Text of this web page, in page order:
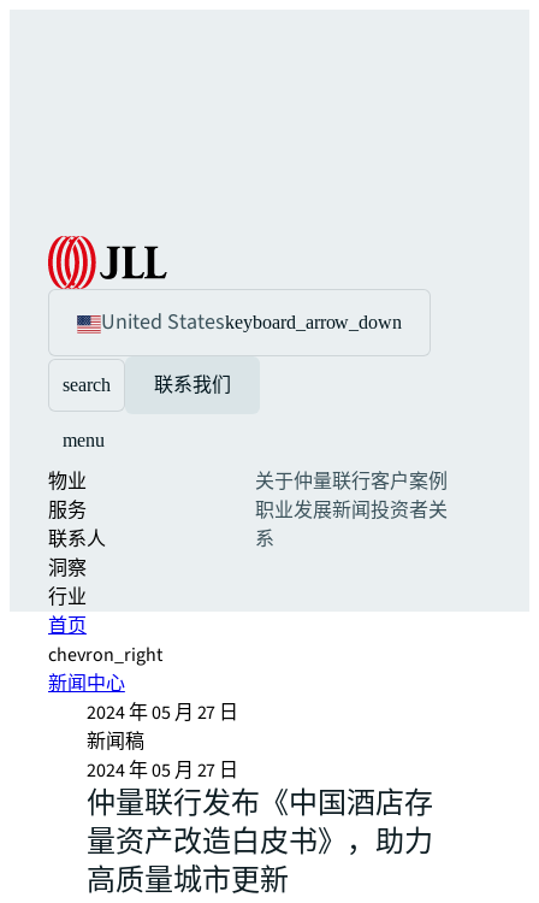
United Stateskeyboard_arrow_down
search 联系我们
menu
物业
服务
联系人
洞察
行业
关于仲量联行客户案例
职业发展新闻投资者关
系
首页
chevron_right
新闻中心
2024 年 05 月 27 日
新闻稿
2024 年 05 月 27 日
仲量联行发布《中国酒店存
量资产改造白皮书》，助力
高质量城市更新